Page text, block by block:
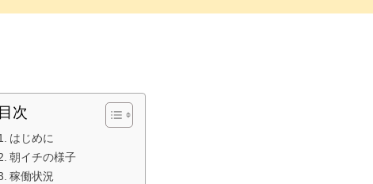
目次
はじめに
朝イチの様子
稼働状況